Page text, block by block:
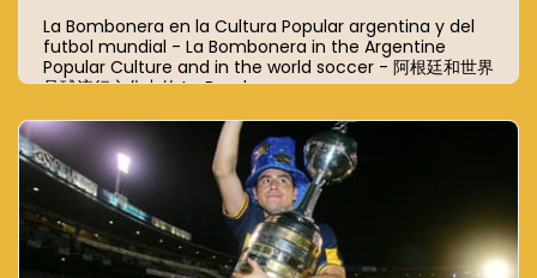
La Bombonera en la Cultura Popular argentina y del
futbol mundial - La Bombonera in the Argentine
Popular Culture and in the world soccer - 阿根廷和世界
足球流行文化中的 La Bombonera